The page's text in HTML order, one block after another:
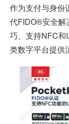
作为支付与身份
代FIDO®安全
巧、支持NFC和
类数字平台提供